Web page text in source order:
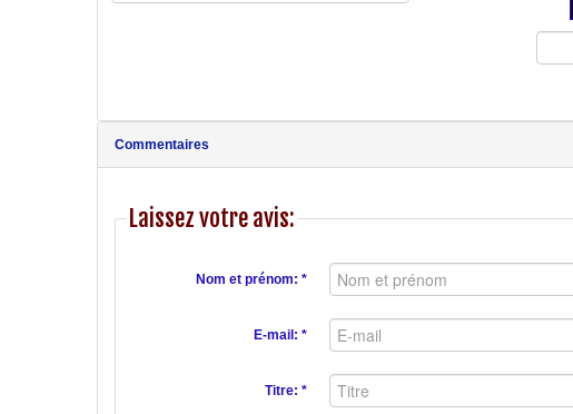
Commentaires
Laissez votre avis:
Nom et prénom: *
E-mail: *
Titre: *